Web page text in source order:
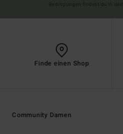
Finde einen Shop
Community Damen